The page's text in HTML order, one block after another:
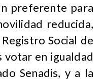
preferente para
reducida,
Social de
votar en igualdad
Senadis, y a la